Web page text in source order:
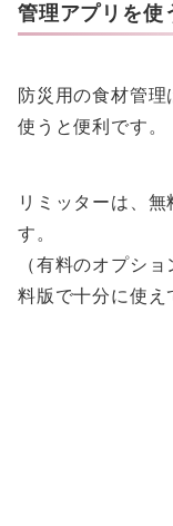
管理アプリを使
防災用の食材管
使うと便利です。
リミッターは、
す。
（有料のオプシ
料版で十分に使え